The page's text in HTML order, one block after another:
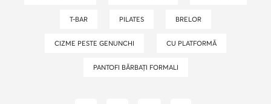
T-BAR PILATES BRELOR
CIZME PESTE GENUNCHI CU PLATFORMĂ
PANTOFI BĂRBAȚI FORMALI